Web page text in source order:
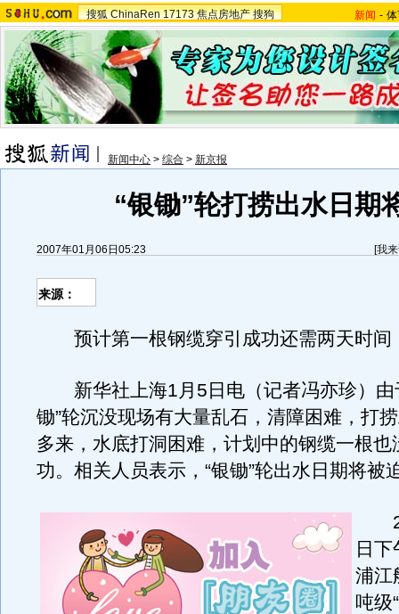
搜狐 ChinaRen 17173 焦点房地产 搜狗 新闻 -
新闻中心 > 综合 > 新京报
“银锄”轮打捞出水日期
2007年01月06日05:23 [我
来源：
预计第一根钢缆穿引成功还需两天时间
新华社上海1月5日电（记者冯亦珍）由
锄”轮沉没现场有大量乱石，清障困难，打
多来，水底打洞困难，计划中的钢缆一根也
功。相关人员表示，“银锄”轮出水日期将被
日
浦江
吨级